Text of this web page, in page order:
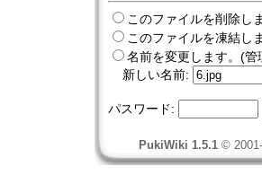
このファイルを削除し
このファイルを凍結し
名前を変更します。(
新しい名前:
パスワード:
PukiWiki 1.5.1 ©